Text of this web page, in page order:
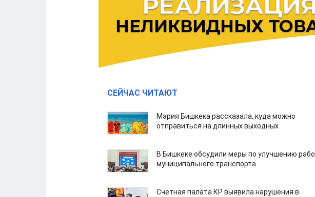
СЕЙЧАС ЧИТАЮТ
Мэрия Бишкека рассказала, куда можно
отправиться на длинных выходных
В Бишкеке обсудили меры по улучшению
муниципального транспорта
Счетная палата КР выявила нарушения в